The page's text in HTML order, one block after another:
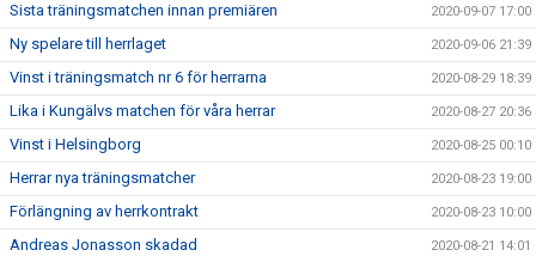
Sista träningsmatchen innan premiären 2020-09-07 17:00
Ny spelare till herrlaget 2020-09-06 21:39
Vinst i träningsmatch nr 6 för herrarna 2020-08-29 18:39
Lika i Kungälvs matchen för våra herrar 2020-08-27 20:36
Vinst i Helsingborg 2020-08-25 00:10
Herrar nya träningsmatcher 2020-08-23 19:00
Förlängning av herrkontrakt 2020-08-23 10:00
Andreas Jonasson skadad 2020-08-21 14:01